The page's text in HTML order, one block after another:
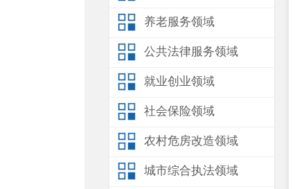
养老服务领域
公共法律服务领域
就业创业领域
社会保险领域
农村危房改造领域
城市综合执法领域